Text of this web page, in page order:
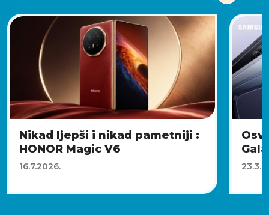
Nikad ljepši i nikad pametniji :
HONOR Magic V6
16.7.2026.